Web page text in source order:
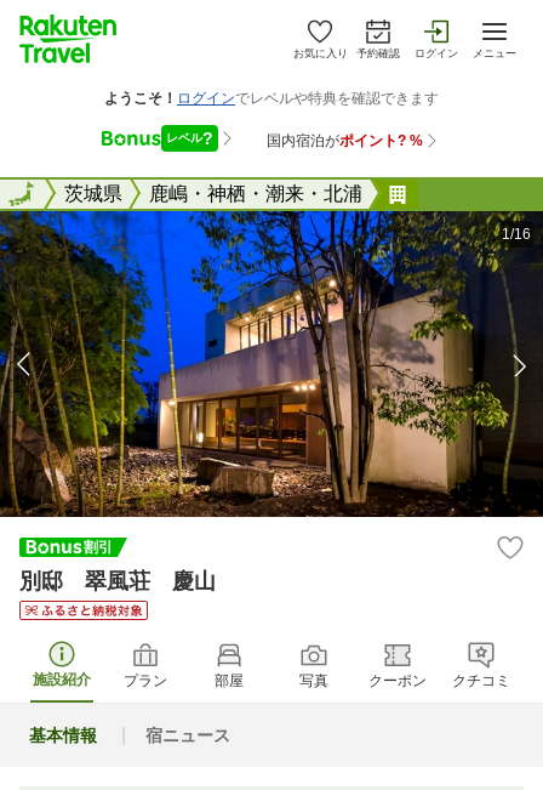
お気に入り 予約確認 ログイン メニュー
全国茨城県 鹿嶋・神栖・潮来・北浦
全国
1/16
別邸 翠風荘 慶山
施設紹介 プラン 部屋 写真 クーポン クチコミ
基本情報 宿ニュース